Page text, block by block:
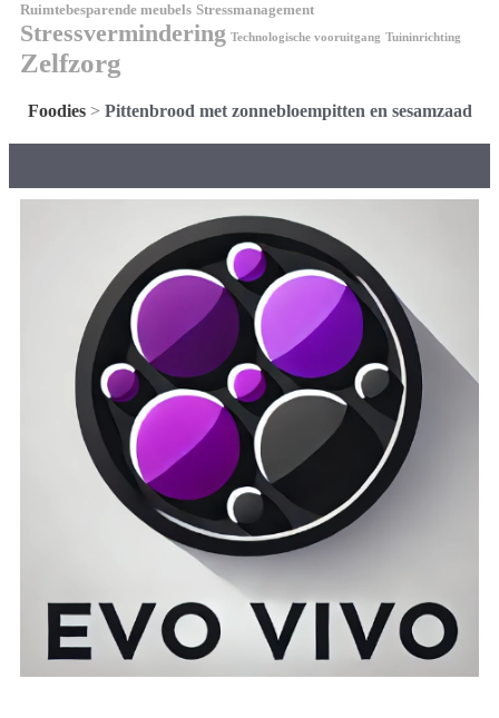
Ruimtebesparende meubels Stressmanagement
Stressvermindering Technologische vooruitgang Tuininrichting
Zelfzorg
Foodies> Pittenbrood met zonnebloempitten en sesamzaad